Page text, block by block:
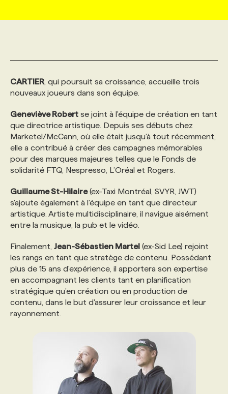
AFFAIRES DE L'INDUSTRIE
INITIATIVES NUMÉRIQUES
PRIX ET DISTINCTIONS
WEB & MÉDIAS SOCIAUX
MARKETING DURABLE
GEO/SEO
ÉVÉNEMENTIEL
NOS AUTEUR‧RICES
INFOLETTRE PUBLICITÉ
ANNONCEZ AVEC NOUS
CONSULTER LA CVTHÈQUE
PROFIL ENTREPRISE
FAQ
ANNONCEZ AVEC NOUS
VOIR LES OFFRES
PROFIL CANDIDAT
FAQ
ANNONCEZ AVEC NOUS
NOS FORMATIONS EN LIGNE
NOS PARCOURS DE FORMATIONS
FORMATIONS PERSONNALISÉES
NOS FORMATEUR‧RICES
POURQUOI CHOISIR NOS FORMATIONS
NOS TARIFS
PROGRAMMES DE SUBVENTIONS
FAQ
ANNONCEZ AVEC NOUS
CHASSE DE TÊTE
SERVICE DE CHASSE DE TÊTE
NOS TARIFS
NOS EXPERTISES
FAQ
ANNONCEZ AVEC NOUS
CARTIER , qui poursuit sa croissance, accueille trois
nouveaux joueurs dans son équipe.
Geneviève Robert se joint à l'équipe de création en tant
que directrice artistique. Depuis ses débuts chez
Marketel/McCann, où elle était jusqu'à tout récemment,
elle a contribué à créer des campagnes mémorables
pour des marques majeures telles que le Fonds de
solidarité FTQ, Nespresso, L’Oréal et Rogers.
Guillaume St-Hilaire(ex-Taxi Montréal, SVYR, JWT)
s'ajoute également à l'équipe en tant que directeur
artistique. Artiste multidisciplinaire, il navigue aisément
entre la musique, la pub et le vidéo.
Finalement, Jean-Sébastien Martel (ex-Sid Lee) rejoint
les rangs en tant que stratège de contenu. Possédant
plus de 15 ans d'expérience, il apportera son expertise
en accompagnant les clients tant en planification
stratégique qu’en création ou en production de
contenu, dans le but d'assurer leur croissance et leur
rayonnement.